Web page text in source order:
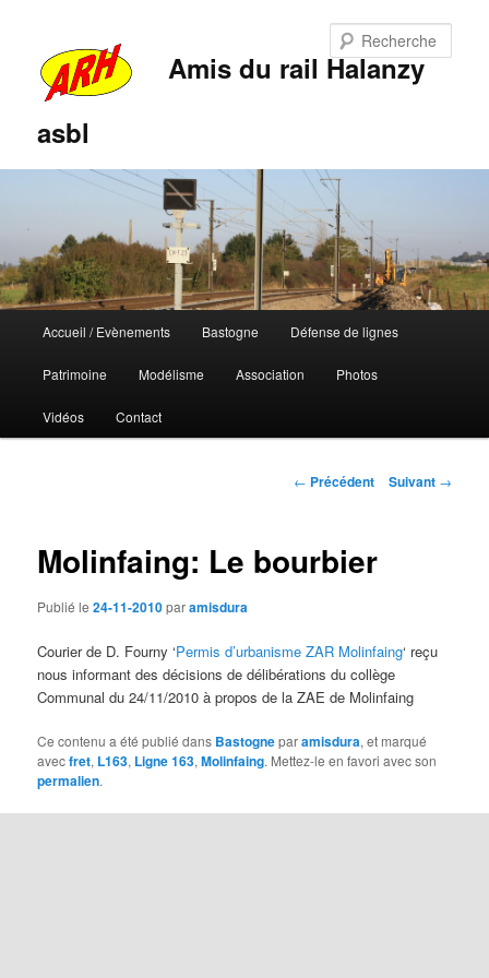
Amis du rail Halanzy
asbl
principal
Aller
au
contenu
Aller
au
contenu
Accueil / Evènements Bastogne Défense de lignes
Patrimoine Modélisme Association Photos
Vidéos Contact
Navigation
← Précédent Suivant →
Molinfaing: Le bourbier
Publié le24-11-2010paramisdura
Courier de D. Fourny ‘Permis d’urbanisme ZAR Molinfaing‘ reçu
nous informant des décisions de délibérations du collège
Communal du 24/11/2010 à propos de la ZAE de Molinfaing
Ce contenu a été publié dans Bastogneparamisdura, et marqué
avecfret, L163, Ligne 163,Molinfaing. Mettez-le en favori avec son
permalien.